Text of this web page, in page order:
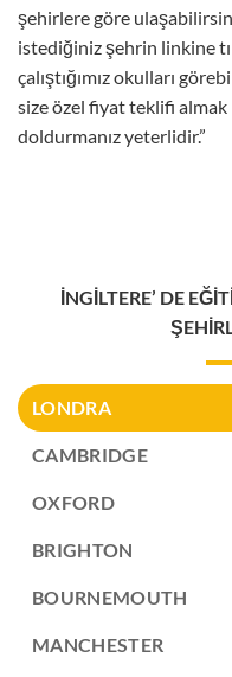
şehirlere göre
istediğiniz şehrin linkine
çalıştığımız okulları
size özel fiyat teklifi
doldurmanız yeterlidir.”
İNGİLTERE’ DE
LONDRA
CAMBRIDGE
OXFORD
BRIGHTON
BOURNEMOUTH
MANCHESTER